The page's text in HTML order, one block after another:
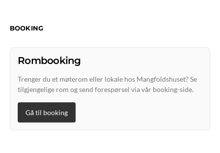
BOOKING
Rombooking
Trenger du et møterom eller lokale hos Mangfoldshuset? Se
tilgjengelige rom og send forespørsel via vår booking-side.
Gå til booking